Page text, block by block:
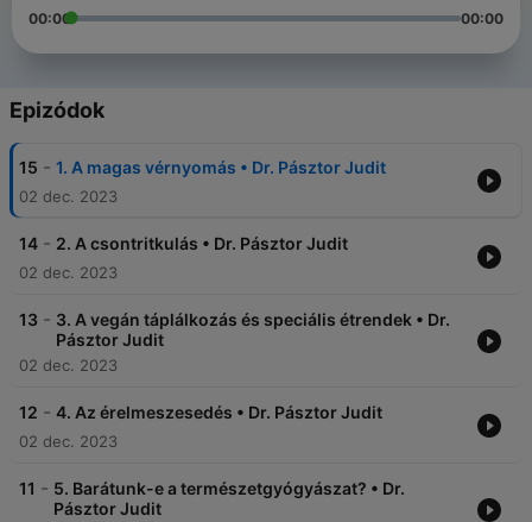
00:00 00:00
Epizódok
15 - 1. A magas vérnyomás • Dr. Pásztor Judit
02 dec. 2023
14 - 2. A csontritkulás • Dr. Pásztor Judit
02 dec. 2023
13 - 3. A vegán táplálkozás és speciális étrendek • Dr.
Pásztor Judit
02 dec. 2023
12 - 4. Az érelmeszesedés • Dr. Pásztor Judit
02 dec. 2023
11 - 5. Barátunk-e a természetgyógyászat? • Dr.
Pásztor Judit